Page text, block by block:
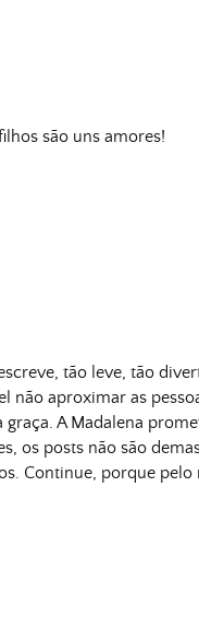
são uns amores!
tão leve, tão
não aproximar as
A Madalena
os posts não são
Continue, porque